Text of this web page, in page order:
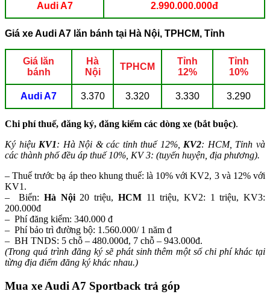
Audi A7 2.990.000.000đ
Giá xe Audi A7 lăn bánh tại Hà Nội, TPHCM, Tỉnh
Giá lăn
bánh
Hà
Nội
TPHCM
Tỉnh
12%
Tỉnh
10%
Audi A7 3.370 3.320 3.330 3.290
Chi phí thuế, đăng ký, đăng kiểm các dòng xe (bắt buộc).
Ký hiệu KV1: Hà Nội & các tỉnh thuế 12%, KV2: HCM, Tỉnh và
các thành phố đều áp thuế 10%, KV 3: (tuyến huyện, địa phương).
– Thuế trước bạ áp theo khung thuế: là 10% với KV2, 3 và 12% với
KV1.
– Biển:Hà Nội20 triệu, HCM11 triệu, KV2: 1 triệu, KV3:
200.000đ
– Phí đăng kiểm: 340.000 đ
– Phí bảo trì đường bộ: 1.560.000/ 1 năm đ
– BH TNDS: 5 chỗ – 480.000đ, 7 chỗ – 943.000đ.
(Trong quá trình đăng ký sẽ phát sinh thêm một số chi phí khác tại
từng địa điểm đăng ký khác nhau.)
Mua xe Audi A7 Sportback trả góp